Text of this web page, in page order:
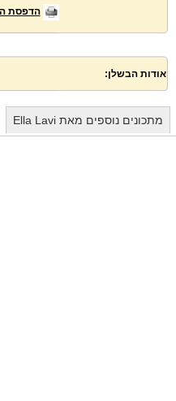
הדפסת
אודות הבשלן:
מתכונים נוספים מאת Ella Lavi